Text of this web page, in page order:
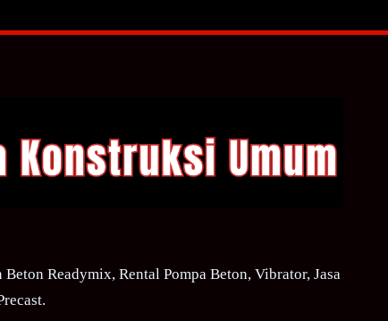
Readymix, Rental Pompa Beton, Vibrator, Jasa